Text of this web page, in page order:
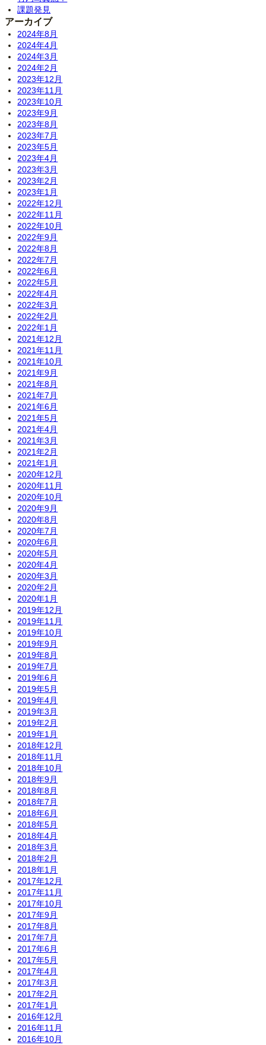
課題発見
アーカイブ
2024年8月
2024年4月
2024年3月
2024年2月
2023年12月
2023年11月
2023年10月
2023年9月
2023年8月
2023年7月
2023年5月
2023年4月
2023年3月
2023年2月
2023年1月
2022年12月
2022年11月
2022年10月
2022年9月
2022年8月
2022年7月
2022年6月
2022年5月
2022年4月
2022年3月
2022年2月
2022年1月
2021年12月
2021年11月
2021年10月
2021年9月
2021年8月
2021年7月
2021年6月
2021年5月
2021年4月
2021年3月
2021年2月
2021年1月
2020年12月
2020年11月
2020年10月
2020年9月
2020年8月
2020年7月
2020年6月
2020年5月
2020年4月
2020年3月
2020年2月
2020年1月
2019年12月
2019年11月
2019年10月
2019年9月
2019年8月
2019年7月
2019年6月
2019年5月
2019年4月
2019年3月
2019年2月
2019年1月
2018年12月
2018年11月
2018年10月
2018年9月
2018年8月
2018年7月
2018年6月
2018年5月
2018年4月
2018年3月
2018年2月
2018年1月
2017年12月
2017年11月
2017年10月
2017年9月
2017年8月
2017年7月
2017年6月
2017年5月
2017年4月
2017年3月
2017年2月
2017年1月
2016年12月
2016年11月
2016年10月